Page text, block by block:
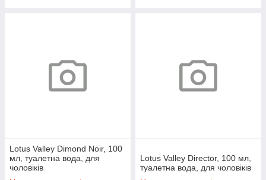
Lotus Valley Dimond Noir, 100
мл, туалетна вода, для
чоловіків
Lotus Valley Director, 100 мл,
туалетна вода, для чоловіків